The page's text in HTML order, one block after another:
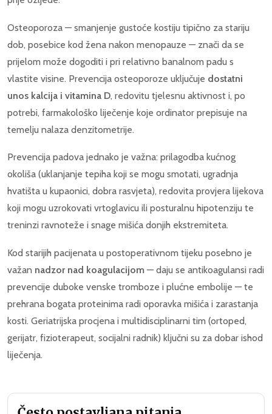
Osteoporoza — smanjenje gustoće kostiju tipično za stariju
dob, posebice kod žena nakon menopauze — znači da se
prijelom može dogoditi i pri relativno banalnom padu s
vlastite visine. Prevencija osteoporoze uključuje dostatni
unos kalcija i vitamina D, redovitu tjelesnu aktivnost i, po
potrebi, farmakološko liječenje koje ordinator prepisuje na
temelju nalaza denzitometrije.
Prevencija padova jednako je važna: prilagodba kućnog
okoliša (uklanjanje tepiha koji se mogu smotati, ugradnja
hvatišta u kupaonici, dobra rasvjeta), redovita provjera lijekova
koji mogu uzrokovati vrtoglavicu ili posturalnu hipotenziju te
treninzi ravnoteže i snage mišića donjih ekstremiteta.
Kod starijih pacijenata u postoperativnom tijeku posebno je
važan nadzor nad koagulacijom — daju se antikoagulansi radi
prevencije duboke venske tromboze i plućne embolije — te
prehrana bogata proteinima radi oporavka mišića i zarastanja
kosti. Geriatrijska procjena i multidisciplinarni tim (ortoped,
gerijatr, fizioterapeut, socijalni radnik) ključni su za dobar ishod
liječenja.